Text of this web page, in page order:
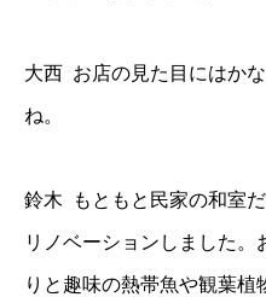
大西 お店の見た目にはか
ね。
鈴木 もともと民家の和室
リノベーションしました。
りと趣味の熱帯魚や観葉植